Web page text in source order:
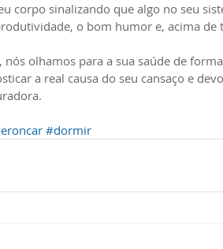
corpo sinalizando que algo no seu
o bom humor e, acima de
olhamos para a sua saúde de
a real causa do seu cansaço e
#dormir